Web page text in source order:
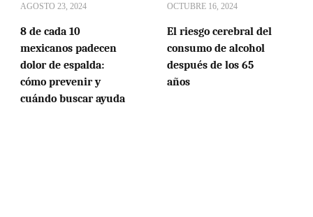
AGOSTO 23, 2024
8 de cada 10
mexicanos padecen
dolor de espalda:
cómo prevenir y
cuándo buscar ayuda
OCTUBRE 16, 2024
El riesgo cerebral del
consumo de alcohol
después de los 65
años